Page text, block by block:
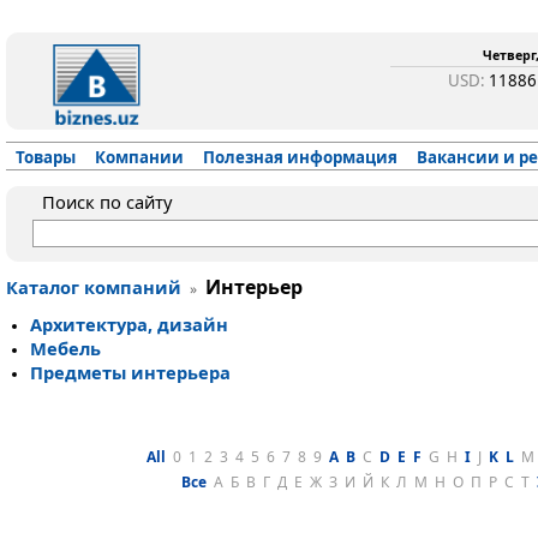
USD:
Товары Компании Полезная информация Вакансии и
Поиск по сайту
Каталог компаний » Интерьер
Ар­хи­тек­ту­ра, ди­зайн
Ме­бель
Пред­ме­ты ин­терь­ера
All 0 1 2 3 4 5 6 7 8 9 A B C D E F G H I J K L M
Все А Б В Г Д Е Ж З И Й К Л М Н О П Р С Т